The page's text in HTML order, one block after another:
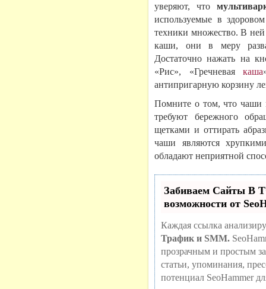
уверяют, что
используемые в
техники множество. В ней
каши, они в меру
Достаточно нажать на
«Рис», «Гречневаякаша
антипригарную корзину
Помните о том, что чаши
требуют бережного
щетками и оттирать
чаши являются
обладают неприятной
Забиваем Сайты
возможности от
Каждая ссылка
Трафик и SMM.
прозрачным и простым
статьи, упоминания,
потенциал SeoHammer